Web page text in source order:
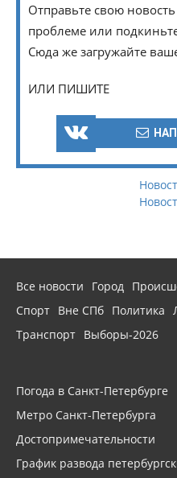
Отправьте свою
проблеме или
Сюда же загружайте
ИЛИ ПИШИТЕ
Все новости Город
Спорт Вне СПб Политика
Транспорт Выборы-2026
Погода в Санкт-Петербурге
Метро Санкт-Петербурга
Достопримечательности
График развода